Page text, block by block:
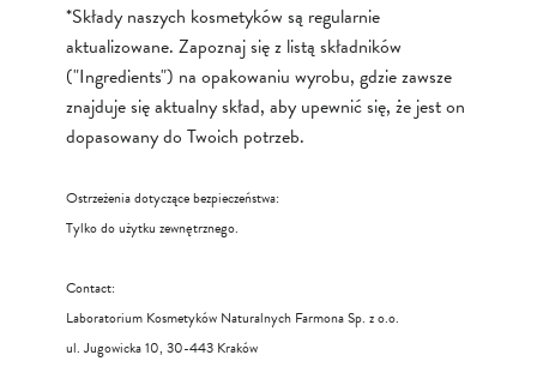
*Składy naszych kosmetyków są regularnie
aktualizowane. Zapoznaj się z listą składników
("Ingredients") na opakowaniu wyrobu, gdzie zawsze
znajduje się aktualny skład, aby upewnić się, że jest on
dopasowany do Twoich potrzeb.
Ostrzeżenia dotyczące bezpieczeństwa:
Tylko do użytku zewnętrznego.
Contact:
Laboratorium Kosmetyków Naturalnych Farmona Sp. z o.o.
ul. Jugowicka 10, 30-443 Kraków